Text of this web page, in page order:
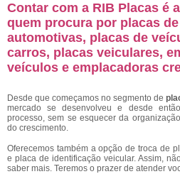
Contar com a RIB Placas é
quem procura por placas
automotivas, placas de
carros, placas veiculares,
veículos e emplacadoras
Desde que começamos no segmento de
mercado se desenvolveu e desde
processo, sem se esquecer da
do crescimento.
Oferecemos também a opção de troca de
e placa de identificação veicular. Assim,
saber mais. Teremos o prazer de atender